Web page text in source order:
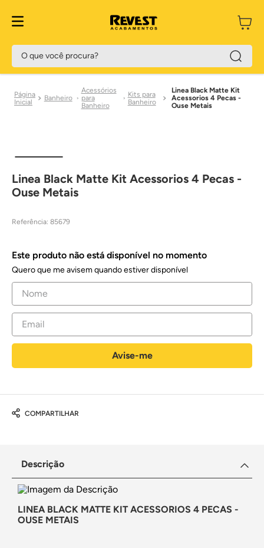
O que você procura?
Banheiro
Acessórios
para
Banheiro
Kits para
Banheiro
Linea Black Matte Kit
Acessorios 4 Pecas -
Ouse Metais
Linea Black Matte Kit Acessorios 4 Pecas -
Ouse Metais
Referência: 85679
Este produto não está disponível no momento
Quero que me avisem quando estiver disponível
COMPARTILHAR
Descrição
LINEA BLACK MATTE KIT ACESSORIOS 4 PECAS -
OUSE METAIS